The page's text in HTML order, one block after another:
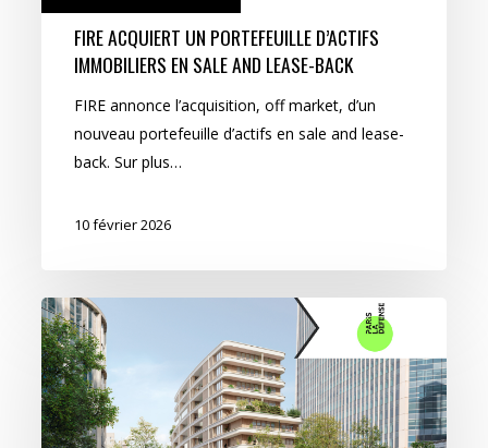
FIRE ACQUIERT UN PORTEFEUILLE D’ACTIFS
IMMOBILIERS EN SALE AND LEASE-BACK
FIRE annonce l’acquisition, off market, d’un
nouveau portefeuille d’actifs en sale and lease-
back. Sur plus…
10 février 2026